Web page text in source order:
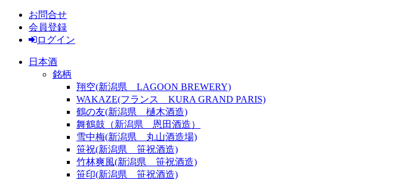
お問合せ
会員登録
ログイン
日本酒
銘柄
翔空(新潟県 LAGOON BREWERY)
WAKAZE(フランス KURA GRAND PARIS)
鶴の友(新潟県 樋木酒造)
舞鶴鼓（新潟県 恩田酒造）
雪中梅(新潟県 丸山酒造場)
笹祝(新潟県 笹祝酒造)
竹林爽風(新潟県 笹祝酒造)
笹印(新潟県 笹祝酒造)